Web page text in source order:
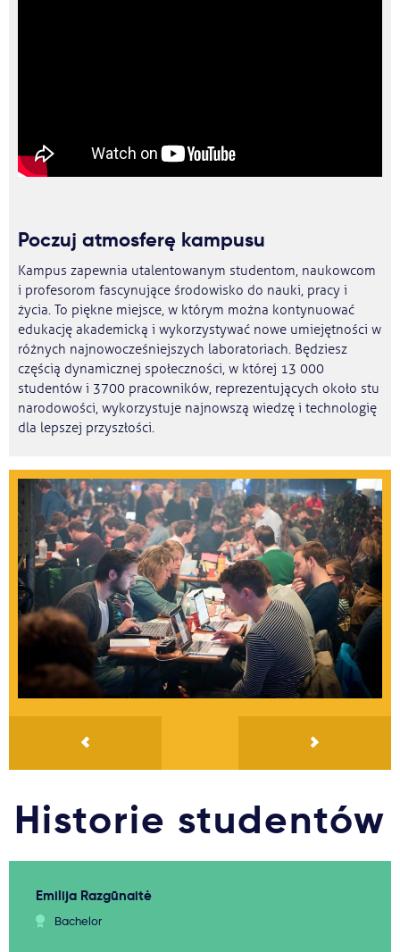
Poczuj atmosferę kampusu
Kampus zapewnia utalentowanym studentom, naukowcom
i profesorom fascynujące środowisko do nauki, pracy i
życia. To piękne miejsce, w którym można kontynuować
edukację akademicką i wykorzystywać nowe umiejętności w
różnych najnowocześniejszych laboratoriach. Będziesz
częścią dynamicznej społeczności, w której 13 000
studentów i 3700 pracowników, reprezentujących około stu
narodowości, wykorzystuje najnowszą wiedzę i technologię
dla lepszej przyszłości.
Historie studentów
Emilija Razgūnaitė
Bachelor